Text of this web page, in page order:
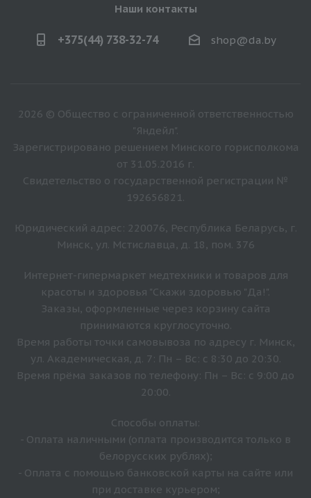
Наши контакты
+375(44) 738-32-74 shop@da.by
2026 © Общество с ограниченной ответственностью
"Яндейл".
Зарегистрировано решением Минского горисполкома
от 31.05.2016 г.
Свидетельство о государственной регистрации №
192656821.
Юридический адрес: 220076, Республика Беларусь, г.
Минск, ул. Мстиславца, д. 18, пом. 376
Интернет-гипермаркет медтехники и товаров для
красоты и здоровья "Скажи здоровью "Да!".
Заказы, оформленные через корзину сайта
принимаются круглосуточно.
Время работы точки самовывоза по адресу г. Минск,
ул. Академическая, д. 7: Пн – Вс: с 8:30 до 20:30.
Время прёма заказов по телефону: Пн – Вс: с 9:00 до
20:00.
Способы оплаты:
- Оплата наличными (оплата производится только в
белорусских рублях);
- Оплата с помощью банковской карты на сайте или
при доставке курьером;